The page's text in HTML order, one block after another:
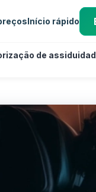
Início rápido
de